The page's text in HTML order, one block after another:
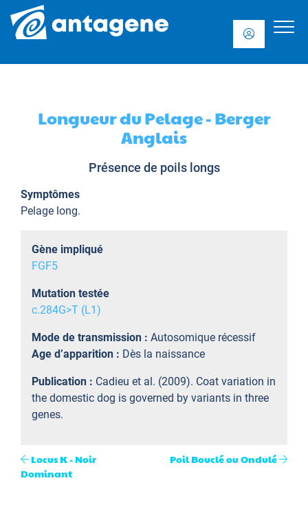
Longueur du Pelage - Berger
Anglais
Présence de poils longs
Symptômes
Pelage long.
Gène impliqué
FGF5
Mutation testée
c.284G>T (L1)
Mode de transmission : Autosomique récessif
Age d’apparition : Dès la naissance
Publication : Cadieu et al. (2009). Coat variation in
the domestic dog is governed by variants in three
genes.
Locus K - Noir
Dominant
Poil Bouclé ou Ondulé